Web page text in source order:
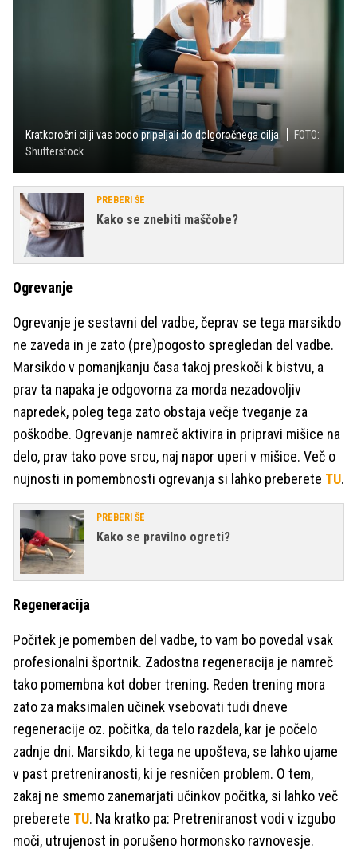
Kratkoročni cilji vas bodo pripeljali do dolgoročnega cilja.
FOTO:
Shutterstock
PREBERI ŠE
Kako se znebiti maščobe?
Ogrevanje
Ogrevanje je sestavni del vadbe, čeprav se tega marsikdo
ne zaveda in je zato (pre)pogosto spregledan del vadbe.
Marsikdo v pomanjkanju časa takoj preskoči k bistvu, a
prav ta napaka je odgovorna za morda nezadovoljiv
napredek, poleg tega zato obstaja večje tveganje za
poškodbe. Ogrevanje namreč aktivira in pripravi mišice na
delo, prav tako pove srcu, naj napor uperi v mišice. Več o
nujnosti in pomembnosti ogrevanja si lahko preberete TU.
PREBERI ŠE
Kako se pravilno ogreti?
Regeneracija
Počitek je pomemben del vadbe, to vam bo povedal vsak
profesionalni športnik. Zadostna regeneracija je namreč
tako pomembna kot dober trening. Reden trening mora
zato za maksimalen učinek vsebovati tudi dneve
regeneracije oz. počitka, da telo razdela, kar je počelo
zadnje dni. Marsikdo, ki tega ne upošteva, se lahko ujame
v past pretreniranosti, ki je resničen problem. O tem,
zakaj ne smemo zanemarjati učinkov počitka, si lahko več
preberete TU. Na kratko pa: Pretreniranost vodi v izgubo
moči, utrujenost in porušeno hormonsko ravnovesje.